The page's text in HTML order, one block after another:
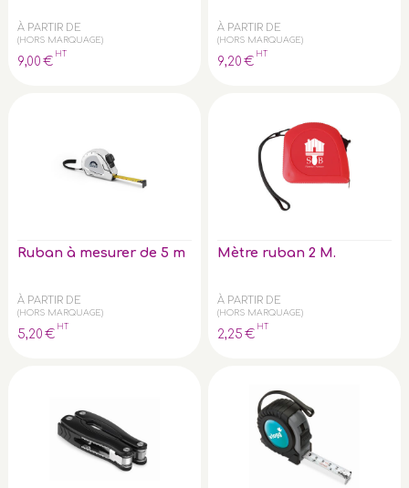
À PARTIR DE
(HORS MARQUAGE)
9,00 €
HT
À PARTIR DE
(HORS MARQUAGE)
9,20 €
HT
Ruban à mesurer de 5 m
À PARTIR DE
(HORS MARQUAGE)
5,20 €
HT
Mètre ruban 2 M.
À PARTIR DE
(HORS MARQUAGE)
2,25 €
HT